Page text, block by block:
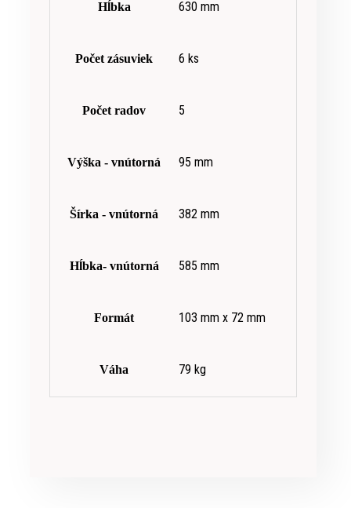
Hĺbka 630 mm
Počet zásuviek 6 ks
Počet radov 5
Výška - vnútorná 95 mm
Šírka - vnútorná 382 mm
Hĺbka- vnútorná 585 mm
Formát 103 mm x 72 mm
Váha 79 kg